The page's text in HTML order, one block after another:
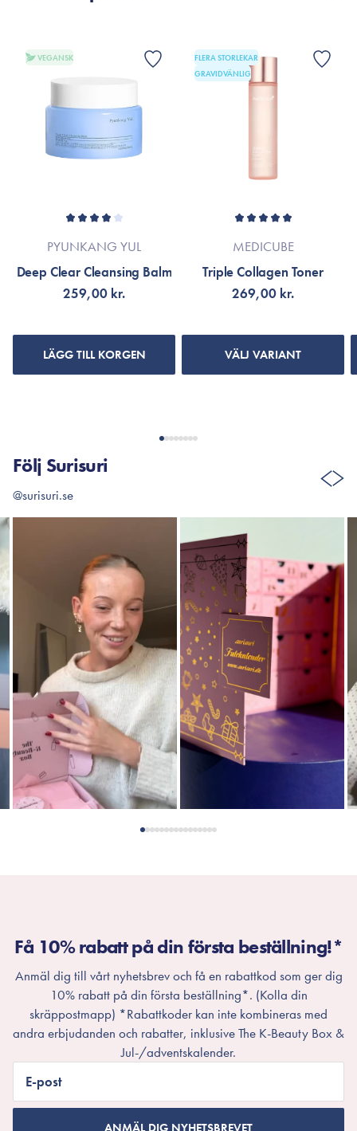
*Innehållsförteckningen kan komma att ändras eftersom
webbplats.
VEGANSK
PYUNKANG YUL
Deep Clear Cleansing Balm
259,00 kr.
LÄGG TILL KORGEN
FLERA STORLEKAR
GRAVIDVÄNLIG
MEDICUBE
Triple Collagen Toner
269,00 kr.
VÄLJ VARIANT
Följ Surisuri
@surisuri.se
Få 10% rabatt på din första beställning!*
Anmäl dig till vårt nyhetsbrev och få en rabattkod som ger dig
10% rabatt på din första beställning*. (Kolla din
skräppostmapp) *Rabattkoder kan inte kombineras med
andra erbjudanden och rabatter, inklusive The K-Beauty Box &
Jul-/adventskalender.
E-post